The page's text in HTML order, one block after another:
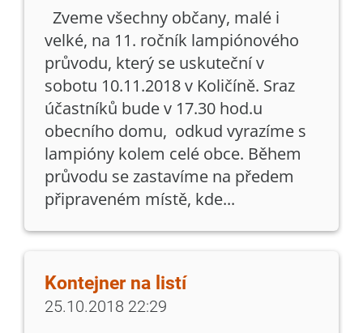
Zveme všechny občany, malé i
velké, na 11. ročník lampiónového
průvodu, který se uskuteční v
sobotu 10.11.2018 v Količíně. Sraz
účastníků bude v 17.30 hod.u
obecního domu, odkud vyrazíme s
lampióny kolem celé obce. Během
průvodu se zastavíme na předem
připraveném místě, kde...
Kontejner na listí
25.10.2018 22:29